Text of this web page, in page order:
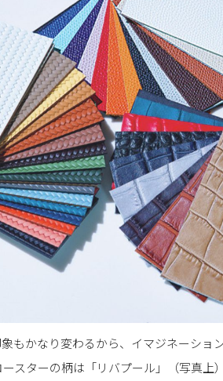
もかなり変わるから、イマジネーショ
スターの柄は「リバプール」（写真上）